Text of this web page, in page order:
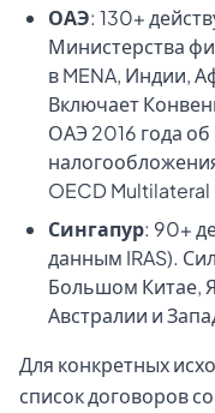
ОАЭ: 130+
Министерства
в MENA, Индии,
Включает
ОАЭ 2016 года
OECD
Сингапур: 90+
данным IRAS).
Большом Китае,
Австралии и
Для конкретных
список договоров